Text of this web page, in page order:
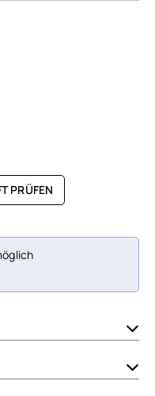
PRÜFEN